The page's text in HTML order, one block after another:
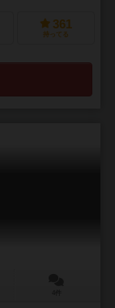
361
持ってる